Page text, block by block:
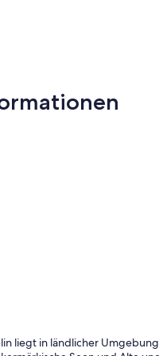
liegt in ländlicher Umgebung